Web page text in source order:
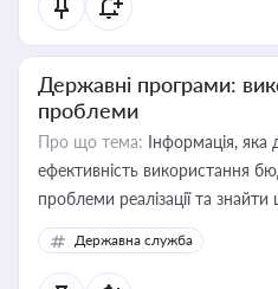
Державні програми:
проблеми
Про що тема: Інформація, яка
ефективність використання
проблеми реалізації та
Державна служба